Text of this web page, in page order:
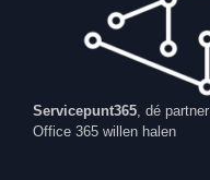
Servicepunt365 , dé
Office 365 willen halen